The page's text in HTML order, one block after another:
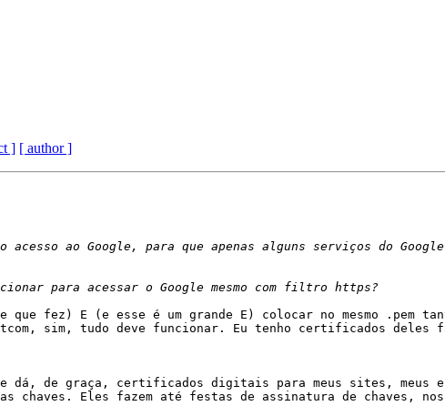
] [ author ]
fez) E (e esse é um grande E) colocar no mesmo .pem
sim, tudo deve funcionar. Eu tenho certificados deles
dá, de graça, certificados digitais para meus sites, meus
chaves. Eles fazem até festas de assinatura de chaves, nos